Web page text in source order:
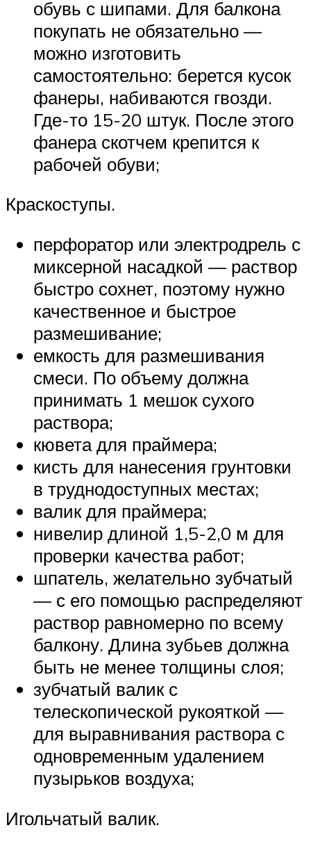
обувь с шипами. Для балкона
покупать не обязательно —
можно изготовить
самостоятельно: берется кусок
фанеры, набиваются гвозди.
Где-то 15-20 штук. После этого
фанера скотчем крепится к
рабочей обуви;
Краскоступы.
перфоратор или электродрель с
миксерной насадкой — раствор
быстро сохнет, поэтому нужно
качественное и быстрое
размешивание;
емкость для размешивания
смеси. По объему должна
принимать 1 мешок сухого
раствора;
кювета для праймера;
кисть для нанесения грунтовки
в труднодоступных местах;
валик для праймера;
нивелир длиной 1,5-2,0 м для
проверки качества работ;
шпатель, желательно зубчатый
— с его помощью распределяют
раствор равномерно по всему
балкону. Длина зубьев должна
быть не менее толщины слоя;
зубчатый валик с
телескопической рукояткой —
для выравнивания раствора с
одновременным удалением
пузырьков воздуха;
Игольчатый валик.